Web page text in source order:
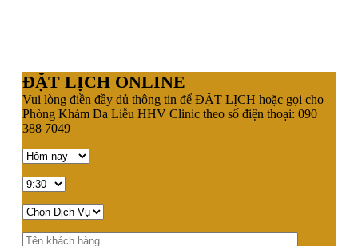
ĐẶT LỊCH ONLINE
Vui lòng điền đầy dủ thông tin để ĐẶT LỊCH hoặc gọi cho
Phòng Khám Da Liễu HHV Clinic theo số điện thoại: 090
388 7049